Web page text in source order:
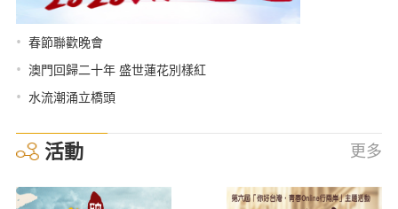
• 春節聯歡晚會
• 澳門回歸二十年 盛世蓮花別樣紅
• 水流潮涌立橋頭
活動 更多